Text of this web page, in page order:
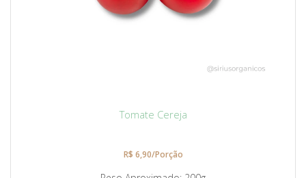
Tomate Cereja
R$ 6,90/Porção